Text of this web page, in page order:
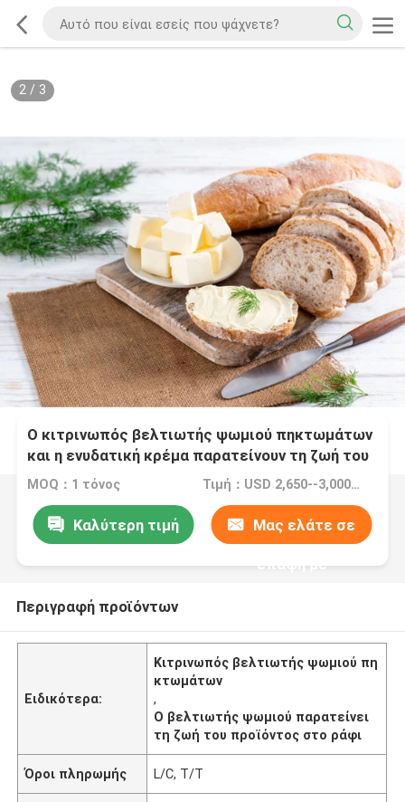
2/ 3
Ο κιτρινωπός βελτιωτής ψωμιού πηκτωμάτων
και η ενυδατική κρέμα παρατείνουν τη ζωή του
προϊόντος στο ράφι διευρύνουν τον όγκο
MOQ：1 τόνος Τιμή：USD 2,650--3,000/ton FOB Port Guangzhou
Καλύτερη τιμή Μας ελάτε σε
επαφή με
Περιγραφή προϊόντων
Ειδικότερα:
Κιτρινωπός βελτιωτής ψωμιού πη
κτωμάτων
,
Ο βελτιωτής ψωμιού παρατείνει
τη ζωή του προϊόντος στο ράφι
Όροι πληρωμής L/C, T/T